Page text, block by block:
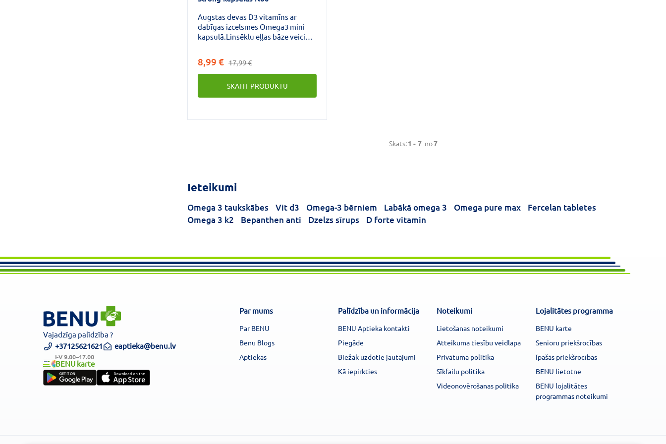
Augstas devas D3 vitamīns ar
dabīgas izcelsmes Omega3 mini
kapsulā.Linsēklu eļļas bāze veicina
normālu imūnsistēmas darbību,
palīdz uzturēt kaulu un zobu
veselību, normālu muskuļu
darbību.
8,99 € 17,99 €
SKATĪT PRODUKTU
Skats:1 - 7 no7
Ieteikumi
Omega 3 taukskābes Vit d3 Omega-3 bērniem Labākā omega 3 Omega pure max
Fercelan tabletes
Omega 3 k2
Bepanthen anti Dzelzs sīrups D forte vitamin
Vajadzīga palīdzība ?
+37125621621
I-V 9.00–17.00
eaptieka@benu.lv
BENU karte
Par mums
Par BENU
Benu Blogs
Aptiekas
Palīdzība un informācija
BENU Aptieka kontakti
Piegāde
Biežāk uzdotie jautājumi
Kā iepirkties
Noteikumi
Lietošanas noteikumi
Atteikuma tiesību veidlapa
Privātuma politika
Sīkfailu politika
Videonovērošanas politika
Lojalitātes programma
BENU karte
Senioru priekšrocības
Īpašās priekšrocības
BENU lietotne
BENU lojalitātes
programmas noteikumi